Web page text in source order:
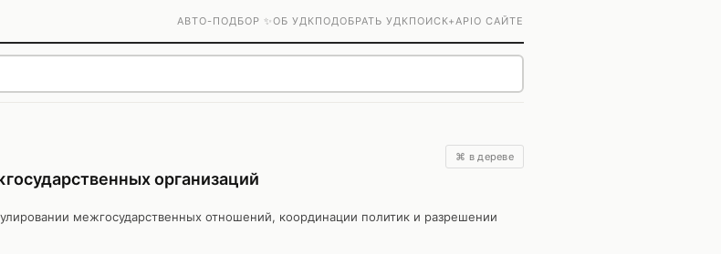
АВТО-ПОДБОР ✨ОБ УДКПОДОБРАТЬ УДКПОИСК+APIО САЙТЕ
организаций
⌘ в дереве
межгосударственных отношений, координации политик и разрешении